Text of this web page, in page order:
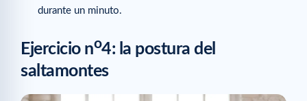
durante un minuto.
Ejercicio no4: la postura del
saltamontes